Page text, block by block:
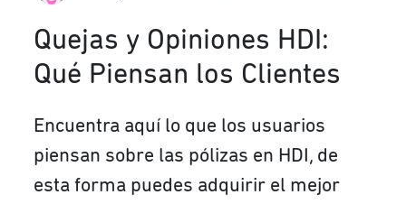
Quejas y Opiniones HDI:
Qué Piensan los Clientes
Encuentra aquí lo que los usuarios
piensan sobre las pólizas en HDI, de
esta forma puedes adquirir el mejor